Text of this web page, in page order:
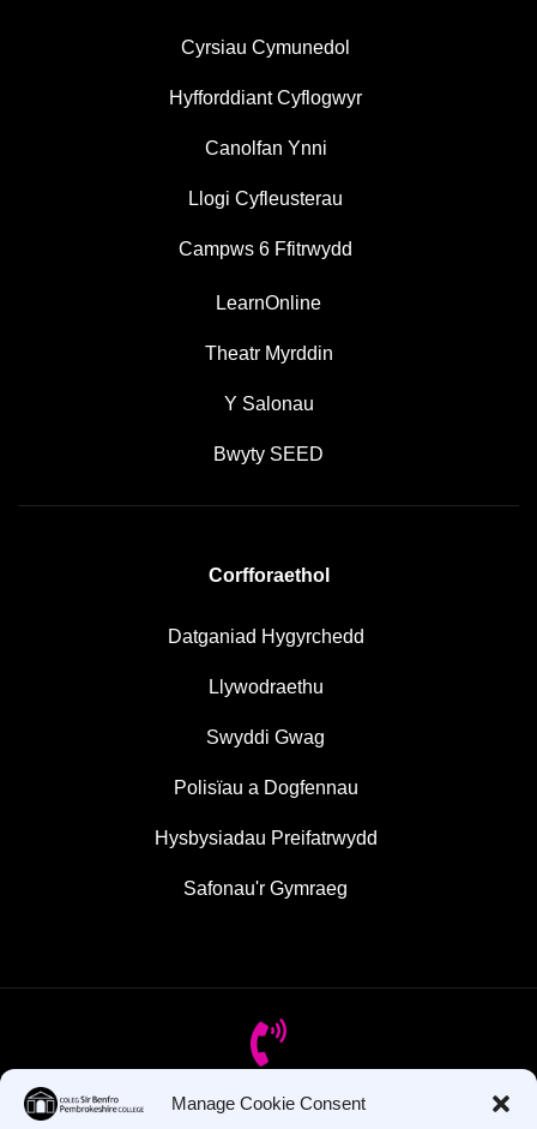
Manage Cookie Consent
Cyrsiau Cymunedol
Hyfforddiant Cyflogwyr
Canolfan Ynni
Llogi Cyfleusterau
Campws 6 Ffitrwydd
LearnOnline
Theatr Myrddin
Y Salonau
Bwyty SEED
Corfforaethol
Datganiad Hygyrchedd
Llywodraethu
Swyddi Gwag
Polisïau a Dogfennau
Hysbysiadau Preifatrwydd
Safonau'r Gymraeg